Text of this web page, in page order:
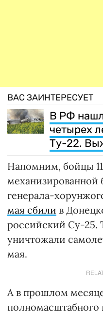
ВАС ЗАИНТЕРЕСУЕТ
В РФ
четырех
Ту-22.
Напомним, бойцы
механизированной
генерала-
мая сбили в
российский Су-25.
уничтожали
мая.
А в прошлом